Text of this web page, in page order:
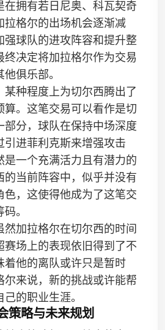
在拥有若日尼奥、科瓦契奇
拉格尔的出场机会逐渐减
强球队的进攻阵容和提升整
终决定将加拉格尔作为交易
俱乐部。
某种程度上为切尔西腾出了
算。这笔交易可以看作是切
部分，球队在保持中场深度
引进菲利克斯来增强攻击
是一个充满活力且有潜力的
的当前阵容中，似乎并没有
色，这使得他成为了这笔交
。
然加拉格尔在切尔西的时间
赛场上的表现依旧得到了不
着他的离队或许只是暂时
尔来说，新的挑战或许能帮
的职业生涯。
策略与未来规划